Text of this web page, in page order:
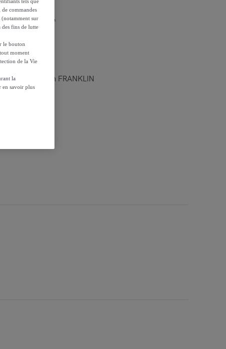
les conditions.
L90 cm FRANKLIN
commandes
(notamment sur
des fins de lutte
le bouton
moment
de la Vie
la
en savoir plus